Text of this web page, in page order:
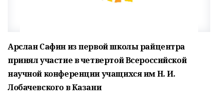
Арслан Сафин из первой школы райцентра
принял участие в четвертой Всероссийской
научной конференции учащихся им Н. И.
Лобачевского в Казани